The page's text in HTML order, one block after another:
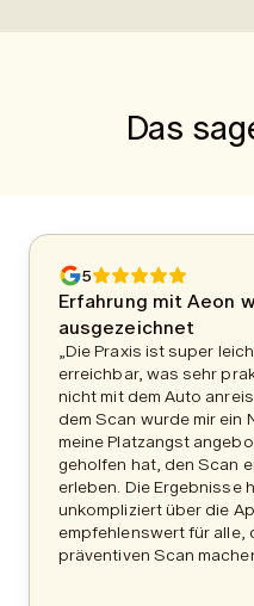
Das
5
Erfahrung mit Aeon
ausgezeichnet
„Die Praxis ist super
erreichbar, was sehr
nicht mit dem Auto
dem Scan wurde mir ein
meine Platzangst
geholfen hat, den Scan
erleben. Die Ergebnisse
unkompliziert über die
empfehlenswert für alle,
präventiven Scan